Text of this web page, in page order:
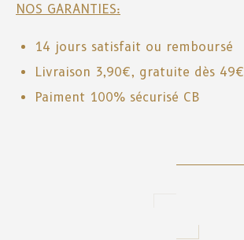
NOS GARANTIES:
14 jours satisfait ou remboursé
Livraison 3,90€, gratuite dès 49€
Paiment 100% sécurisé CB